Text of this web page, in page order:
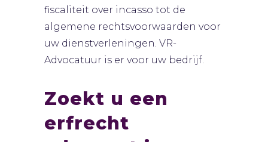
fiscaliteit over incasso tot de
algemene rechtsvoorwaarden voor
uw dienstverleningen. VR-
Advocatuur is er voor uw bedrijf.
Zoekt u een
erfrecht